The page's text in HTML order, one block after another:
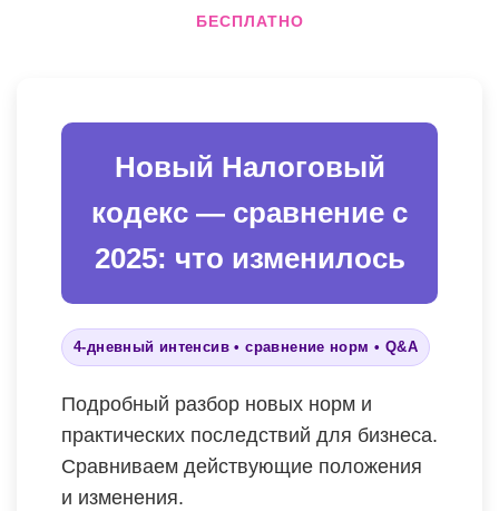
БЕСПЛАТНО
Новый Налоговый
кодекс — сравнение с
2025: что изменилось
4-дневный интенсив • сравнение норм • Q&A
Подробный разбор новых норм и
практических последствий для бизнеса.
Сравниваем действующие положения
и изменения.